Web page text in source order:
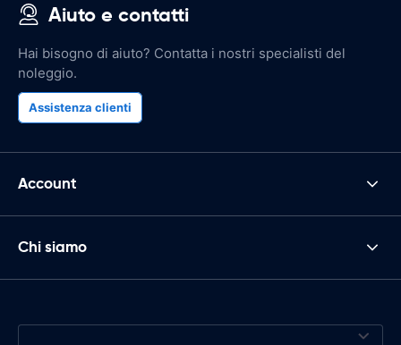
Aiuto e contatti
Hai bisogno di aiuto? Contatta i nostri specialisti del
noleggio.
Assistenza clienti
Account
Chi siamo